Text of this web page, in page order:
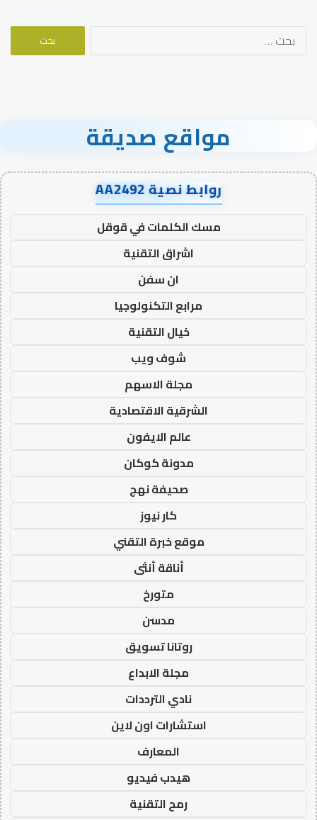
البحث
مواقع صديقة
روابط نصية AA2492
مسك الكلمات في قوقل
اشراق التقنية
ان سفن
مرابع التكنولوجيا
خيال التقنية
شوف ويب
مجلة الاسهم
الشرقية الاقتصادية
عالم الايفون
مدونة كوكان
صحيفة نهج
كار نيوز
موقع خبرة التقني
أناقة أنثى
متورخ
مدسن
روتانا تسويق
مجلة الابداع
نادي الترددات
استشارات اون لاين
المعارف
هيدب فيديو
رمح التقنية